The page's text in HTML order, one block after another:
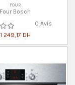
FOUR
Four Bosch
0 Avis
1 249,17 DH